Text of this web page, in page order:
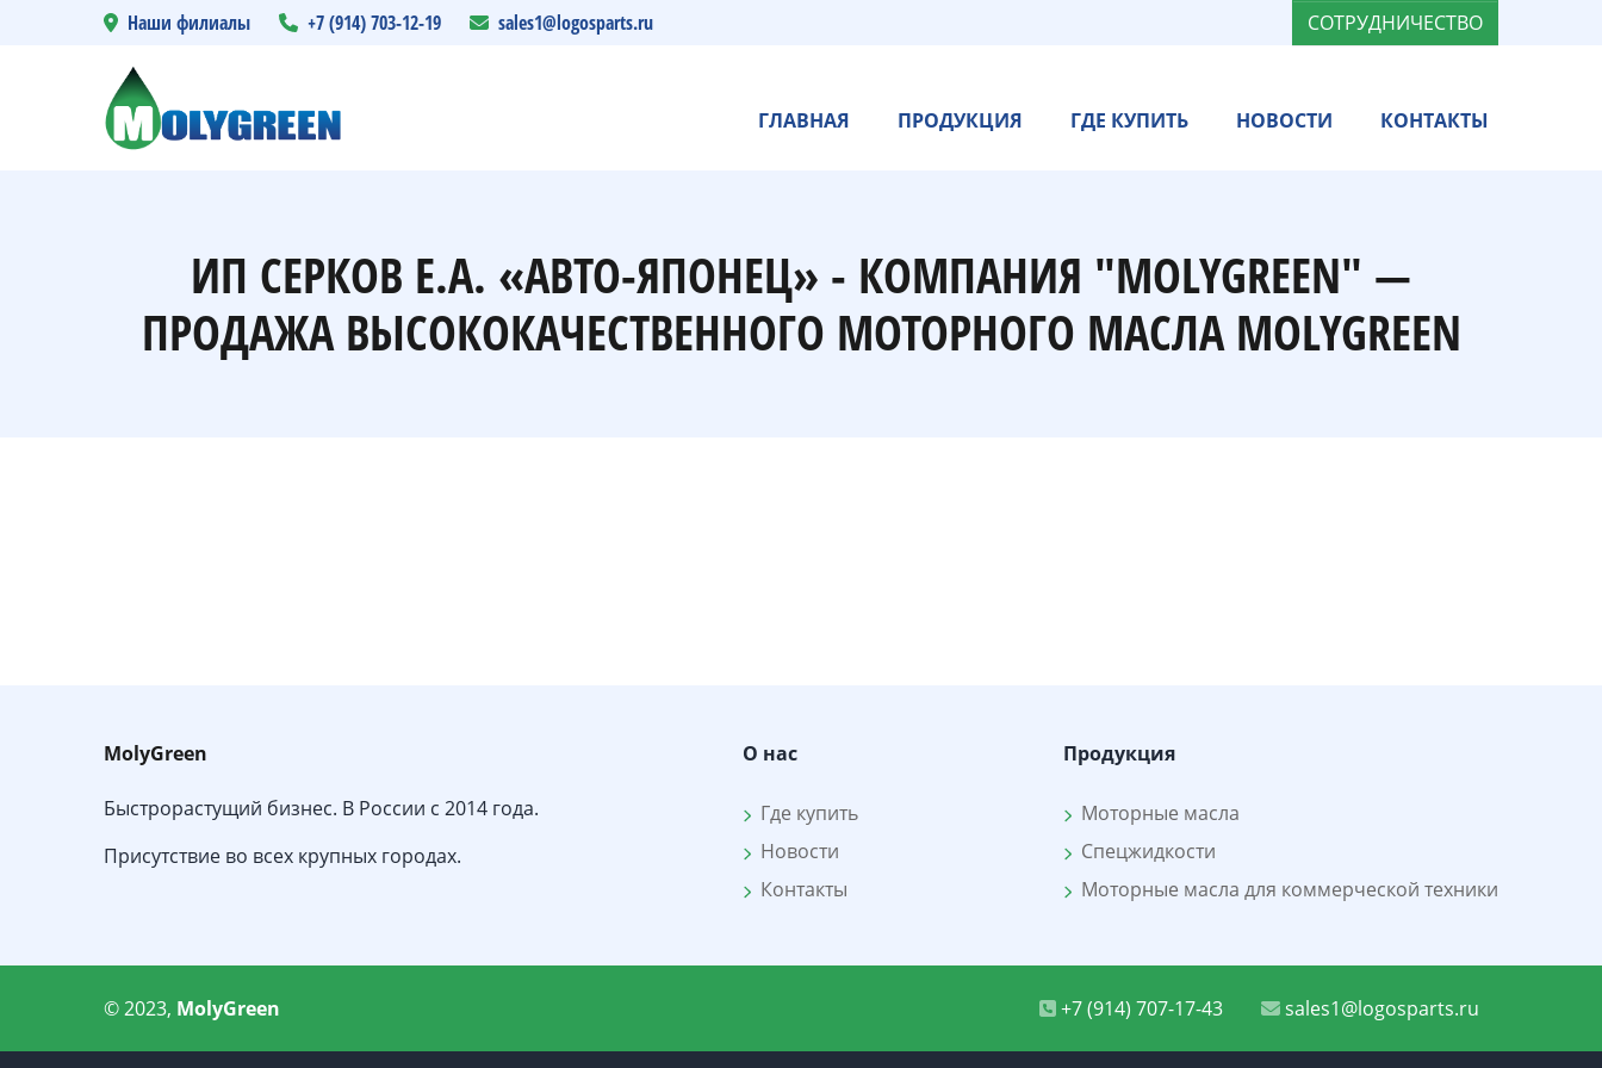
ГЛАВНАЯ ПРОДУКЦИЯ ГДЕ КУПИТЬ НОВОСТИ КОНТАКТЫ
Наши филиалы +7 (914) 703-12-19 sales1@logosparts.ru СОТРУДНИЧЕСТВО
ИП СЕРКОВ Е.А. «АВТО-ЯПОНЕЦ» - КОМПАНИЯ "MOLYGREEN" —
ПРОДАЖА ВЫСОКОКАЧЕСТВЕННОГО МОТОРНОГО МАСЛА MOLYGREEN
MolyGreen
Быстрорастущий бизнес. В России с 2014 года.
Присутствие во всех крупных городах.
О нас
Где купить
Новости
Контакты
Продукция
Моторные масла
Спецжидкости
Моторные масла для коммерческой техники
© 2023, MolyGreen +7 (914) 707-17-43 sales1@logosparts.ru